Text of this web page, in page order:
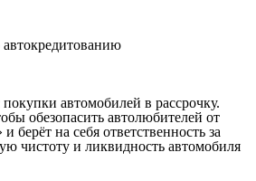
автомобилей в рассрочку.
обезопасить автолюбителей от
берёт на себя ответственность за
чистоту и ликвидность автомобиля